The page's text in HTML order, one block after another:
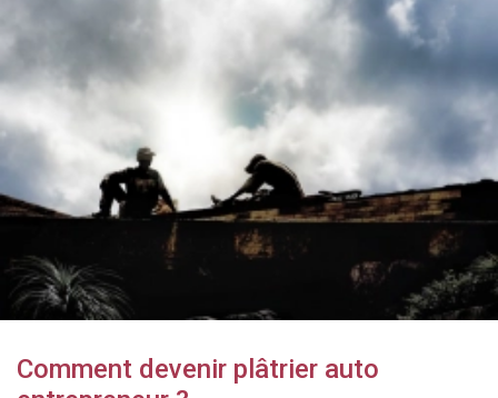
Comment devenir plâtrier auto